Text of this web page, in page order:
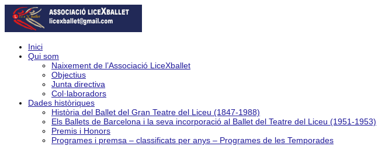
Inici
Qui som
Naixement de l’Associació LiceXballet
Objectius
Junta directiva
Col·laboradors
Dades històriques
Història del Ballet del Gran Teatre del Liceu (1847-1988)
Els Ballets de Barcelona i la seva incorporació al Ballet del Teatre del Liceu (1951-1953)
Premis i Honors
Programes i premsa – classificats per anys – Programes de les Temporades